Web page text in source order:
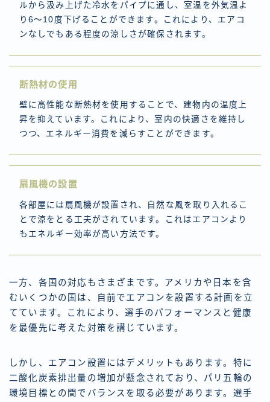
ルから汲み上げた冷水をパイプに通し、室温を外気温よ
り6〜10度下げることができます。これにより、エアコ
ンなしでもある程度の涼しさが確保されます。
断熱材の使用
壁に高性能な断熱材を使用することで、建物内の温度上
昇を抑えています。これにより、室内の快適さを維持し
つつ、エネルギー消費を減らすことができます。
扇風機の設置
各部屋には扇風機が設置され、自然な風を取り入れるこ
とで涼をとる工夫がされています。これはエアコンより
もエネルギー効率が高い方法です。
一方、各国の対応もさまざまです。アメリカや日本を含
むいくつかの国は、自前でエアコンを設置する計画を立
てています。これにより、選手のパフォーマンスと健康
を最優先に考えた対策を講じています。
しかし、エアコン設置にはデメリットもあります。特に
二酸化炭素排出量の増加が懸念されており、パリ五輪の
環境目標との間でバランスを取る必要があります。選手